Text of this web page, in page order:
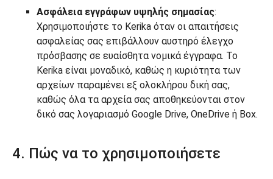
Ασφάλεια εγγράφων υψηλής σημασίας:
Χρησιμοποιήστε το Kerika όταν οι απαιτήσεις
ασφαλείας σας επιβάλλουν αυστηρό έλεγχο
πρόσβασης σε ευαίσθητα νομικά έγγραφα. Το
Kerika είναι μοναδικό, καθώς η κυριότητα των
αρχείων παραμένει εξ ολοκλήρου δική σας,
καθώς όλα τα αρχεία σας αποθηκεύονται στον
δικό σας λογαριασμό Google Drive, OneDrive ή Box.
4. Πώς να το χρησιμοποιήσετε